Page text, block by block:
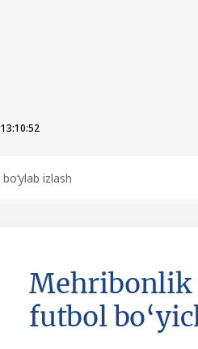
13:10:53
Mehribonlik
futbol